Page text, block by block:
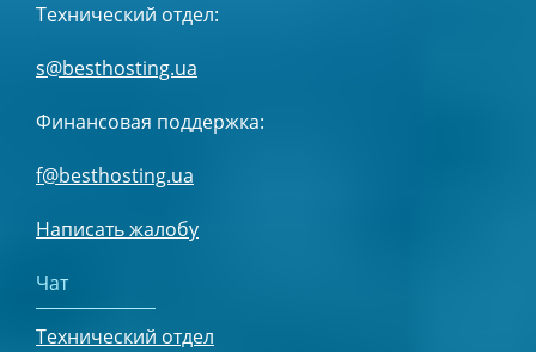
Технический отдел:
s@besthosting.ua
Финансовая поддержка:
f@besthosting.ua
Написать жалобу
Чат
Технический отдел